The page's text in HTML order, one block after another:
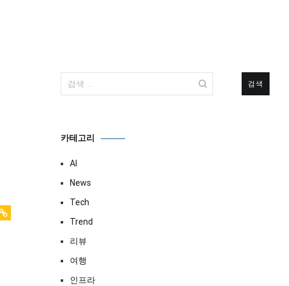
색:
카테고리
AI
News
Tech
Trend
리뷰
여행
인프라